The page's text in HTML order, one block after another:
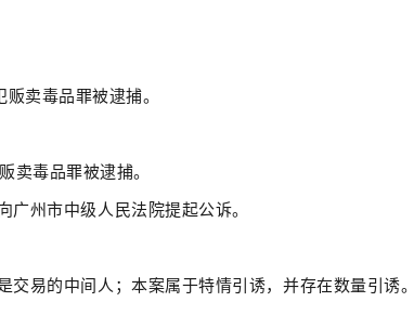
卖毒品罪被逮捕。
卖毒品罪被逮捕。
州市中级人民法院提起公诉。
易的中间人；本案属于特情引诱，并存在数量引诱。